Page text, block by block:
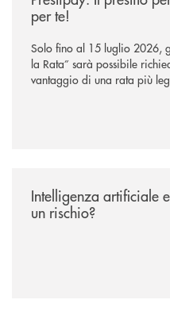
per te!
Solo fino al 15 luglio 2026,
la Rata” sarà possibile
vantaggio di una rata più
Intelligenza artificiale
un rischio?